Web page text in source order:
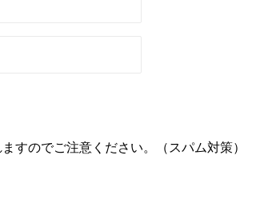
すのでご注意ください。（スパム対策）